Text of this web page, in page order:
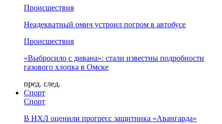
Происшествия
Неадекватный омич устроил погром в автобусе
Происшествия
«Выбросило с дивана»: стали известны подробности
газового хлопка в Омске
пред. след.
Спорт
Спорт
В НХЛ оценили прогресс защитника «Авангарда»